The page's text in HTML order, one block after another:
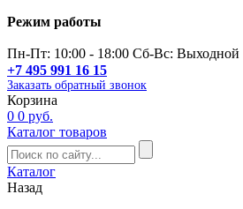
Режим работы
Пн-Пт: 10:00 - 18:00 Сб-Вс: Выходной
+7 495 991 16 15
Заказать обратный звонок
Корзина
0 0 руб.
Каталог товаров
Каталог
Назад